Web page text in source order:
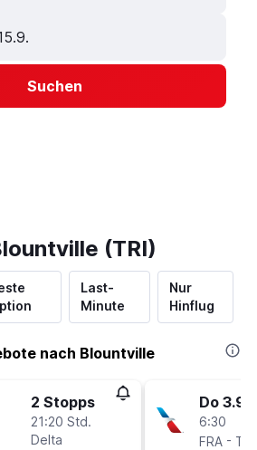
Suchen
(TRI)
Last-
Minute
Nur
Hinflug
nach Blountville
2 Stopps
21:20 Std.
Delta
Do 3.9.
6:30
FRA - TRI